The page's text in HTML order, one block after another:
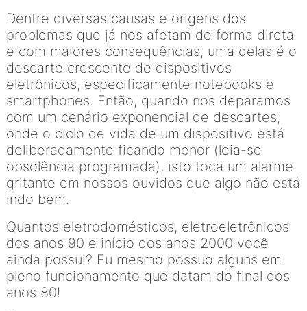
Dentre diversas causas e origens dos
problemas que já nos afetam de forma direta
e com maiores consequências, uma delas é o
descarte crescente de dispositivos
eletrônicos, especificamente notebooks e
smartphones. Então, quando nos deparamos
com um cenário exponencial de descartes,
onde o ciclo de vida de um dispositivo está
deliberadamente ficando menor (leia-se
obsolência programada), isto toca um alarme
gritante em nossos ouvidos que algo não está
indo bem.
Quantos eletrodomésticos, eletroeletrônicos
dos anos 90 e início dos anos 2000 você
ainda possui? Eu mesmo possuo alguns em
pleno funcionamento que datam do final dos
anos 80!